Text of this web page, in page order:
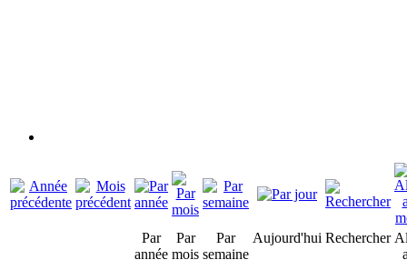
Par
année
Par
mois
Par
semaine
Aujourd'hui Rechercher